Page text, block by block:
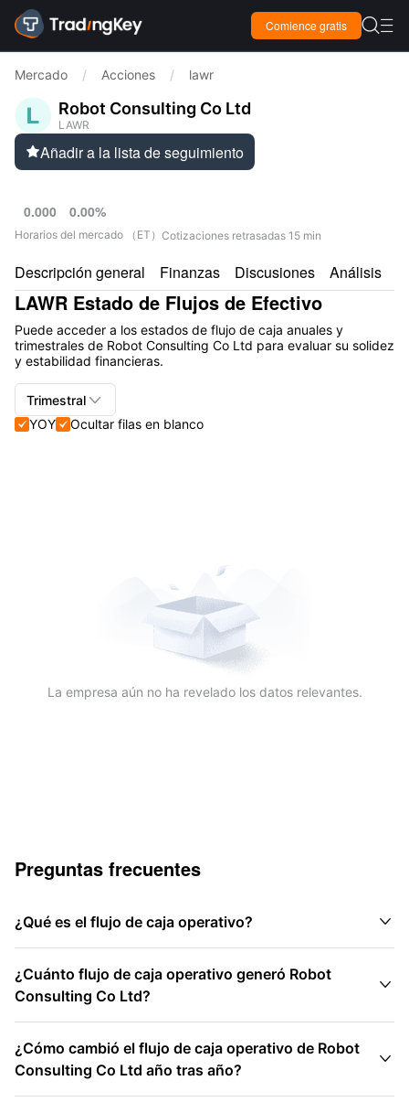
Comience gratis  
Mercado / Acciones / lawr
Robot Consulting Co Ltd
LAWR
Añadir a la lista de seguimiento
0.000 0.00%
Horarios del mercado （ ET ） Cotizaciones retrasadas 15 min
Descripción general Finanzas Discusiones Análisis
LAWR Estado de Flujos de Efectivo
Puede acceder a los estados de flujo de caja anuales y
trimestrales de Robot Consulting Co Ltd para evaluar su solidez
y estabilidad financieras.
Trimestral 
YOYOcultar filas en blanco
La empresa aún no ha revelado los datos relevantes.
Preguntas frecuentes
¿Qué es el flujo de caja operativo? 
¿Cuánto flujo de caja operativo generó Robot
Consulting Co Ltd?

¿Cómo cambió el flujo de caja operativo de Robot
Consulting Co Ltd año tras año?
